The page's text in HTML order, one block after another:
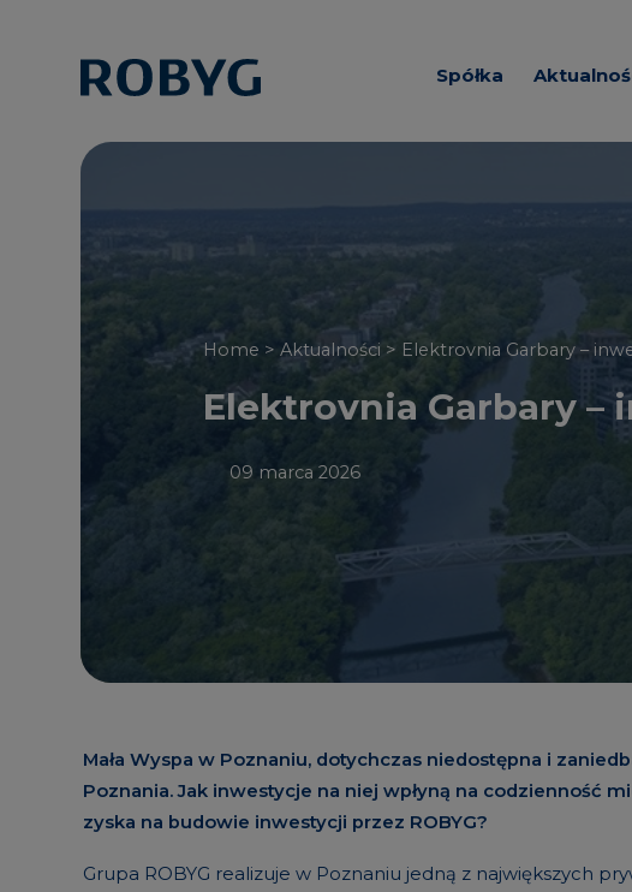
Spółka
Home > Aktualności > Elektrovnia Garbary –
Elektrovnia Garbary
09 marca 2026
Mała Wyspa w Poznaniu, dotychczas niedostępna i
Poznania. Jak inwestycje na niej wpłyną na codzienność
zyska na budowie inwestycji przez ROBYG?
Grupa ROBYG realizuje w Poznaniu jedną z największych